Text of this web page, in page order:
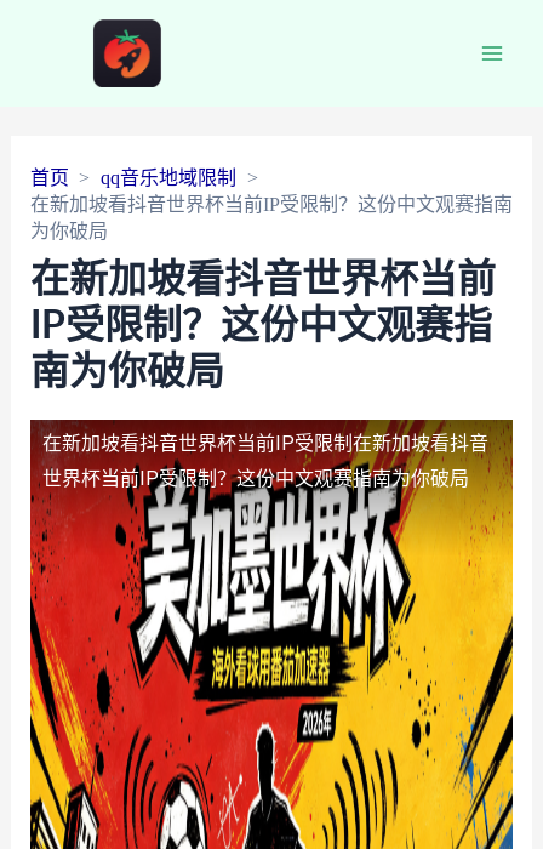
首页
qq音乐地域限制
在新加坡看抖音世界杯当前IP受限制？这份中文观赛指南
为你破局
在新加坡看抖音世界杯当前
IP受限制？这份中文观赛指
南为你破局
在新加坡看抖音世界杯当前IP受限制在新加坡看抖音
世界杯当前IP受限制？这份中文观赛指南为你破局